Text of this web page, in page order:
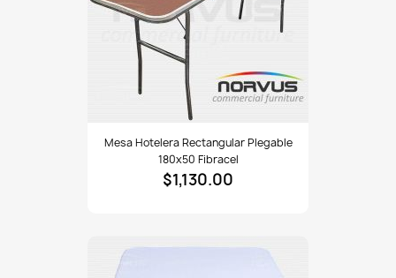
#MesasPlegables #Eventos #MobiliarioPráctico
#CalidadMexicana #PlásticoInflado #Durabilidad
#EspacioVersátil #ComodidadEventos #México
hotelera
rectangular
Mesa Hotelera Rectangular Plegable
180x50 Fibracel
$1,130.00